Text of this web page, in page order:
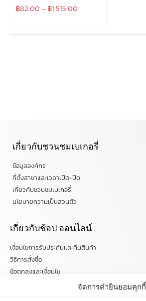
จัดการคำยินยอมคุกกี้
฿82.00– ฿1,515.00
เกี่ยวกับชวนชมเบเกอรี่
ข้อมูลองค์กร
ที่ตั้งสาขาและเวลาเปิด-ปิด
เกี่ยวกับชวนชมเบเกอรี่
นโยบายความเป็นส่วนตัว
เกี่ยวกับช้อป ออนไลน์
เงื่อนไขการรับประกันและคืนสินค้า
วิธีการสั่งซื้อ
ข้อตกลงและเงื่อนไข